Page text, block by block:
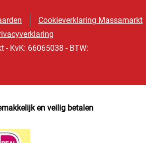
Cookieverklaring Massamarkt
KvK: 66065038 - BTW:
en veilig betalen